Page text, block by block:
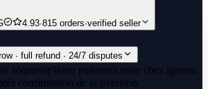
4.93·815 orders·verified seller
· full refund · 24/7 disputes
séquestreVotre paiement reste chez igitems
confirmation de la livraison.